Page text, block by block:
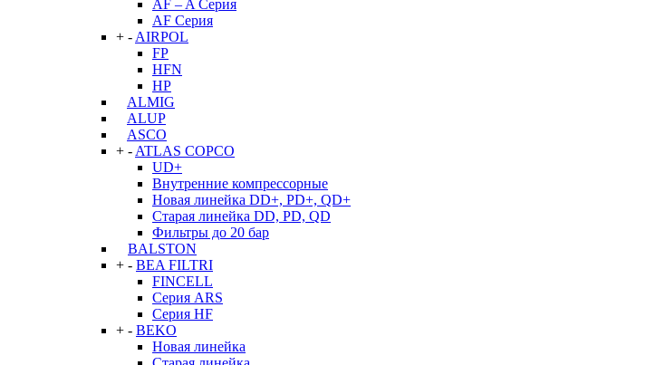
AF – A Серия
AF Серия
+ - AIRPOL
FP
HFN
HP
ALMIG
ALUP
ASCO
+ - ATLAS COPCO
UD+
Внутренние компрессорные
Новая линейка DD+, PD+, QD+
Старая линейка DD, PD, QD
Фильтры до 20 бар
BALSTON
+ - BEA FILTRI
FINCELL
Серия ARS
Серия HF
+ - BEKO
Новая линейка